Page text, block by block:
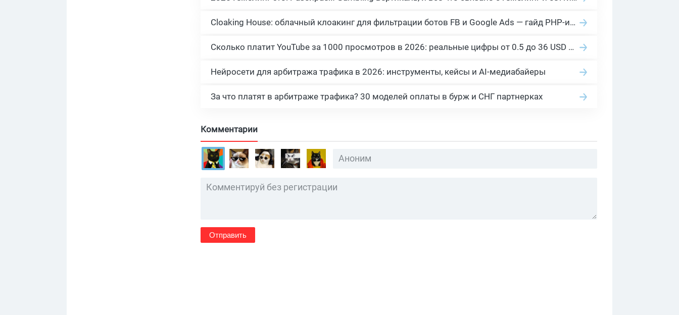
Cloaking House: облачный клоакинг для фильтрации ботов FB и Google Ads — гайд PHP-интеграции 2026
Сколько платит YouTube за 1000 просмотров в 2026: реальные цифры от 0.5 до 36 USD по ГЕО
Нейросети для арбитража трафика в 2026: инструменты, кейсы и AI-медиабайеры
За что платят в арбитраже трафика? 30 моделей оплаты в бурж и СНГ партнерках
Комментарии
Отправить